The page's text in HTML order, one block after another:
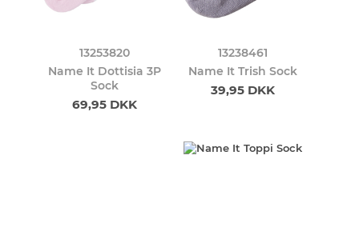
13253820
Name It Dottisia 3P
Sock
69,95 DKK
13238461
Name It Trish Sock
39,95 DKK